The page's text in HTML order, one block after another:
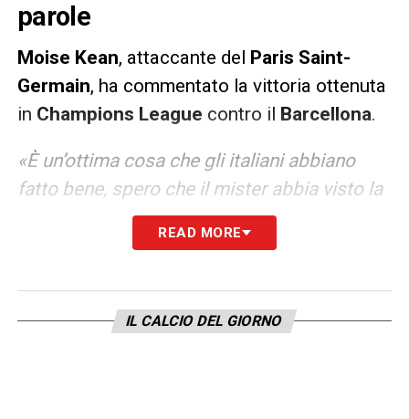
parole
Moise Kean, attaccante del
Paris Saint-
Germain, ha commentato la vittoria ottenuta
in Champions League contro il Barcellona.
«È un’ottima cosa che gli italiani abbiano
fatto bene, spero che il mister abbia visto la
partita. La Juventus? A Parigi sto facendo
molto bene, siamo un gruppo magnifico,
Non è dimenticata, la Juve, sarà sempre nel
READ MORE
IL CALCIO DEL GIORNO